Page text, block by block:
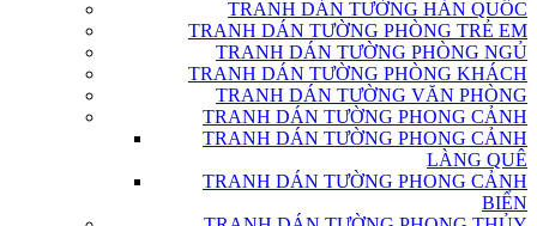
TRANH DÁN TƯỜNG HÀN QUỐC
TRANH DÁN TƯỜNG PHÒNG TRẺ EM
TRANH DÁN TƯỜNG PHÒNG NGỦ
TRANH DÁN TƯỜNG PHÒNG KHÁCH
TRANH DÁN TƯỜNG VĂN PHÒNG
TRANH DÁN TƯỜNG PHONG CẢNH
TRANH DÁN TƯỜNG PHONG CẢNH
LÀNG QUÊ
TRANH DÁN TƯỜNG PHONG CẢNH
BIỂN